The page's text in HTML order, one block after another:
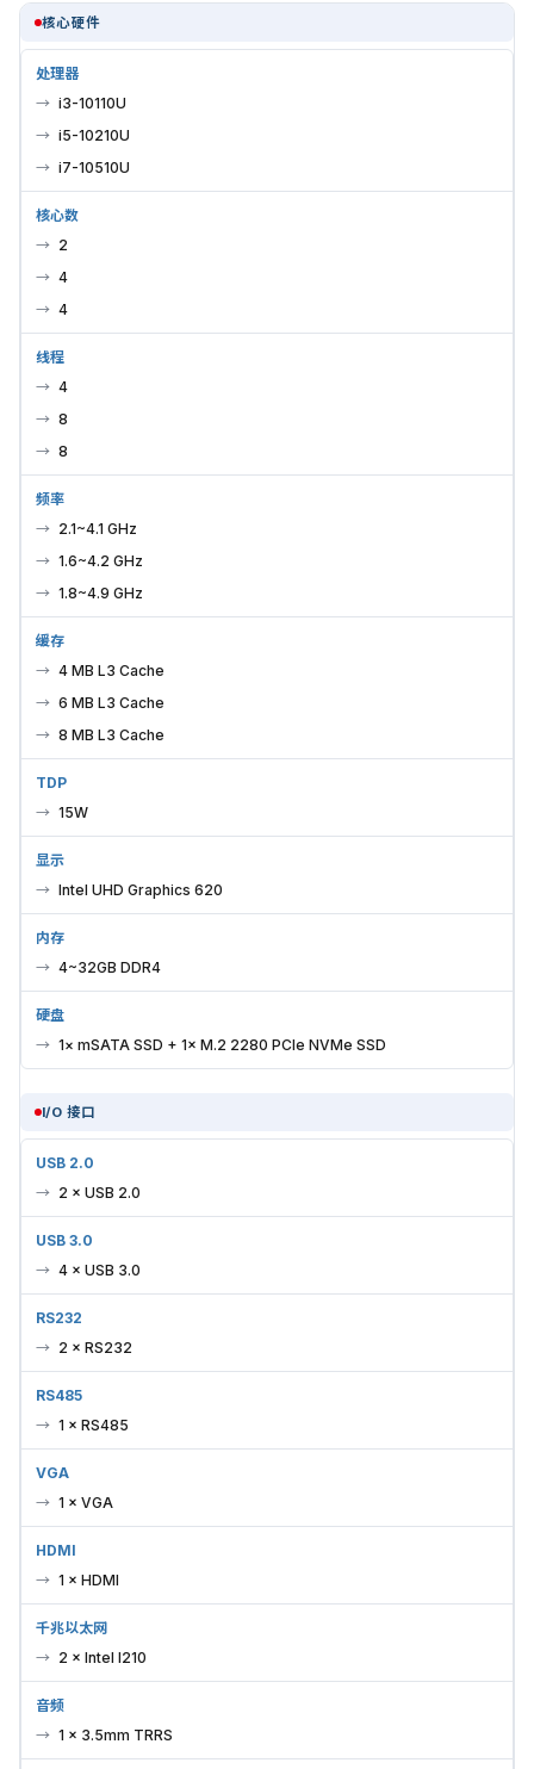
核心硬件
处理器
i3-10110U
i5-10210U
i7-10510U
核心数
2
4
4
线程
4
8
8
频率
2.1~4.1 GHz
1.6~4.2 GHz
1.8~4.9 GHz
缓存
4 MB L3 Cache
6 MB L3 Cache
8 MB L3 Cache
TDP
15W
显示
Intel UHD Graphics 620
内存
4~32GB DDR4
硬盘
1× mSATA SSD + 1× M.2 2280 PCIe NVMe SSD
I/O 接口
USB 2.0
2 × USB 2.0
USB 3.0
4 × USB 3.0
RS232
2 × RS232
RS485
1 × RS485
VGA
1 × VGA
HDMI
1 × HDMI
千兆以太网
2 × Intel I210
音频
1 × 3.5mm TRRS